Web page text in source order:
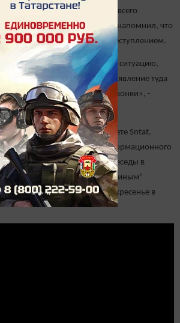
персональные данные чаще всего
сектора. Министр напомнил, что
является уголовным преступлением.
который контролирует ситуацию,
Поэтому можно написать заявление туда
идут нежелательные звонки», -
Минцифры Татарстана в газете Sntat.
на YouTube-канале информационного
Телевизионную версию беседы в
галстука с Андреем Кузьминым"
в субботу в 18.30 и в воскресенье в